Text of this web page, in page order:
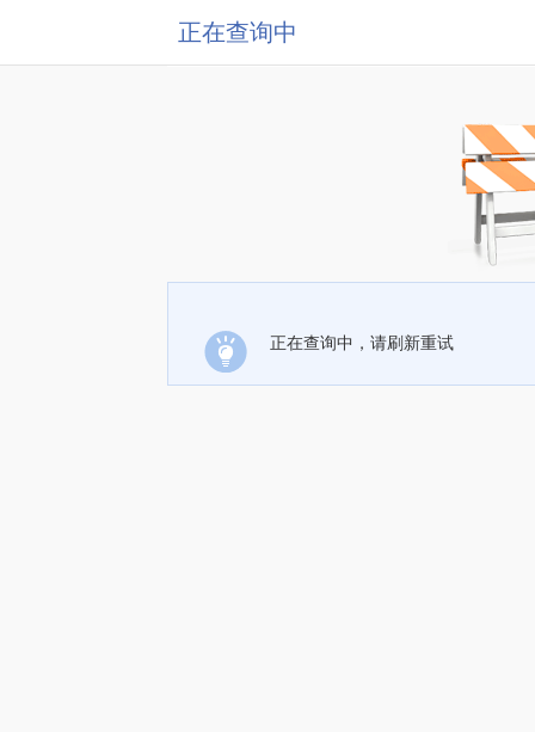
正在查询中
正在查询中，请刷新重试